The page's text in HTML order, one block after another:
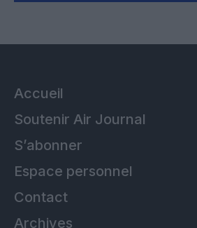
Accueil
Soutenir Air Journal
S’abonner
Espace personnel
Contact
Archives